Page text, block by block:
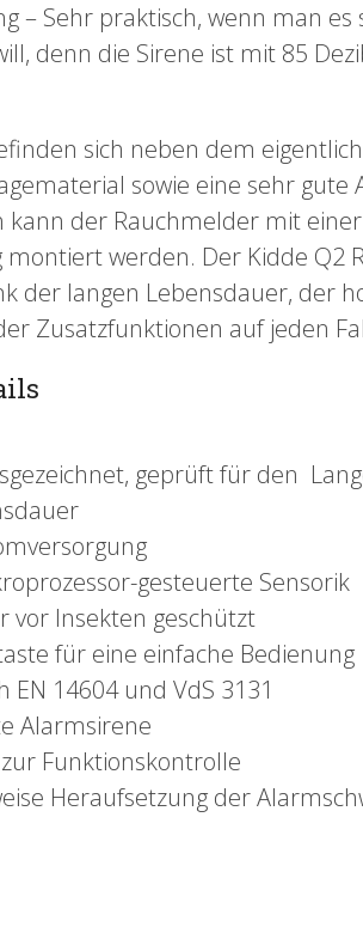
– Sehr praktisch, wenn man
denn die Sirene ist mit 85
sich neben dem
sowie eine sehr gute
kann der Rauchmelder mit
montiert werden. Der Kidde Q2
der langen Lebensdauer, der
Zusatzfunktionen auf jeden
geprüft für den
gesteuerte Sensorik
vor Insekten geschützt
für eine einfache Bedienung
EN 14604 und VdS 3131
Alarmsirene
Funktionskontrolle
Heraufsetzung der